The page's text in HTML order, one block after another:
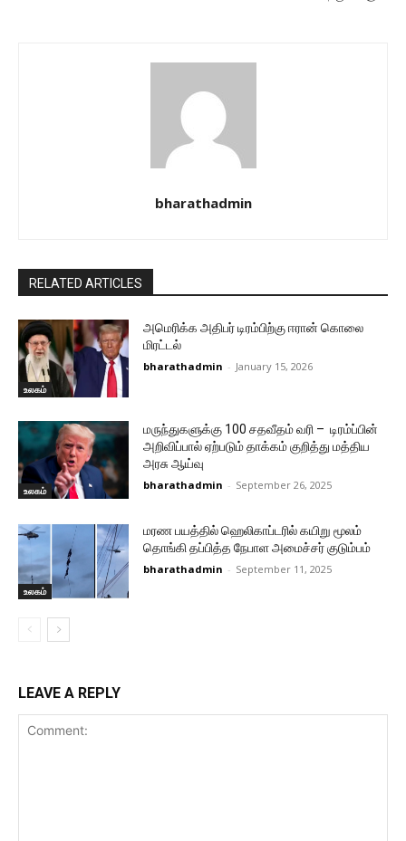
bharathadmin
RELATED ARTICLES
உலகம்
அமெரிக்க அதிபர் டிரம்பிற்கு ஈரான் கொலை
மிரட்டல்
bharathadmin - January 15, 2026
உலகம்
மருந்துகளுக்கு 100 சதவீதம் வரி – டிரம்ப்பின்
அறிவிப்பால் ஏற்படும் தாக்கம் குறித்து மத்திய
அரசு ஆய்வு
bharathadmin - September 26, 2025
உலகம்
மரண பயத்தில் ஹெலிகாப்டரில் கயிறு மூலம்
தொங்கி தப்பித்த நேபாள அமைச்சர் குடும்பம்
bharathadmin - September 11, 2025
LEAVE A REPLY